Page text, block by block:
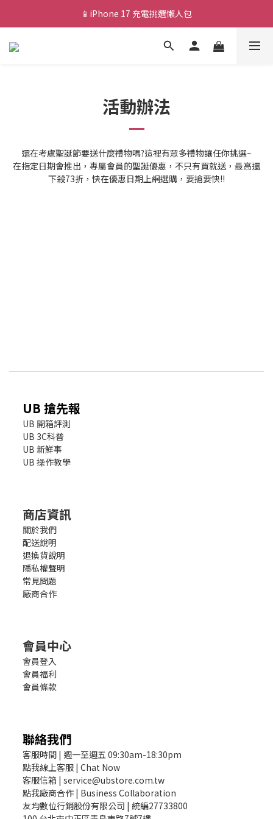
💰新會員送 $88 購物金
📱iPhone 17 充電挑選懶人包
🎟️ 去領優惠券 ▶▶
活動辦法
還在考慮聖誕節要送什麼禮物嗎?這裡有眾多禮物讓任你挑選~
在指定日期會推出，專屬會員的聖誕優惠，不只有買就送，最高還
下殺73折，快在優惠日期上網選購，要搶要快!!
UB 搶先報
UB 開箱評測
UB 3C科普
UB 新鮮事
UB 操作教學
商店資訊
關於我們
配送說明
退換貨說明
隱私權聲明
常見問題
廠商合作
會員中心
會員登入
會員福利
會員條款
聯絡我們
客服時間 | 週一至週五 09:30am-18:30pm
點我線上客服 | Chat Now
客服信箱 | service@ubstore.com.tw
點我廠商合作 | Business Collaboration
友均數位行銷股份有限公司 | 統編27733800